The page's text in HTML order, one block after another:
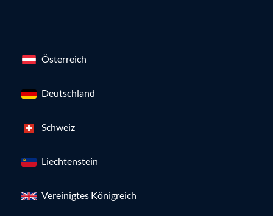
Österreich
Deutschland
Schweiz
Liechtenstein
Vereinigtes Königreich